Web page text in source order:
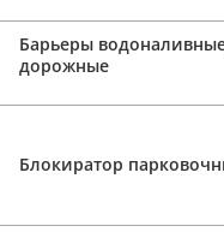
Барьеры
дорожные
Блокиратор